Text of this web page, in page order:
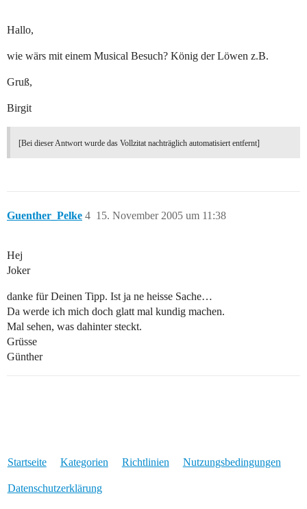
Hallo,
wie wärs mit einem Musical Besuch? König der Löwen z.B.
Gruß,
Birgit
[Bei dieser Antwort wurde das Vollzitat nachträglich automatisiert entfernt]
Guenther_Pelke 15. November 2005 um 11:38
4
Hej
Joker
danke für Deinen Tipp. Ist ja ne heisse Sache…
Da werde ich mich doch glatt mal kundig machen.
Mal sehen, was dahinter steckt.
Grüsse
Günther
Startseite Kategorien Richtlinien Nutzungsbedingungen
Datenschutzerklärung